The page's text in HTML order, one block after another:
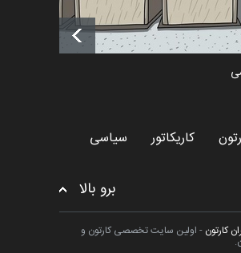
آغاز دوره‌های تخصصی فصل
تابستان 1405 خانه کاریکات…
اخبار حدود یک ماه قبل
کاریکاتور سیاسی
برو بالا
کارتون - اولین سایت تخصصی کارتون و